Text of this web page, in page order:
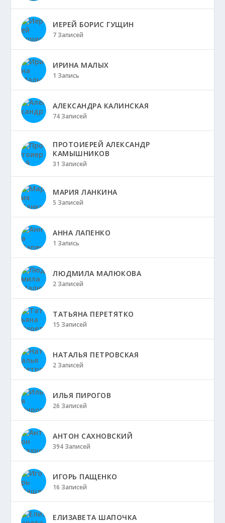
ИЕРЕЙ БОРИС ГУЩИН
7 Записей
ИРИНА МАЛЫХ
1 Запись
АЛЕКСАНДРА КАЛИНСКАЯ
74 Записей
ПРОТОИЕРЕЙ АЛЕКСАНДР
КАМЫШНИКОВ
31 Записей
МАРИЯ ЛАНКИНА
5 Записей
АННА ЛАПЕНКО
1 Запись
ЛЮДМИЛА МАЛЮКОВА
2 Записей
ТАТЬЯНА ПЕРЕТЯТКО
15 Записей
НАТАЛЬЯ ПЕТРОВСКАЯ
2 Записей
ИЛЬЯ ПИРОГОВ
26 Записей
АНТОН САХНОВСКИЙ
394 Записей
ИГОРЬ ПАЩЕНКО
16 Записей
ЕЛИЗАВЕТА ШАПОЧКА